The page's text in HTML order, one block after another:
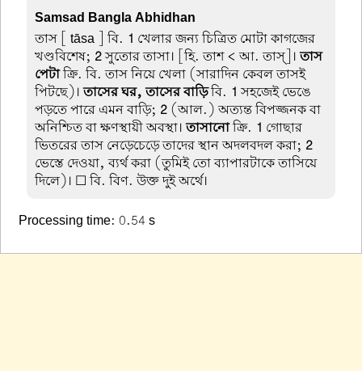
Samsad Bangla Abhidhan
তাস [ tāsa ] বি. 1 খেলার জন্য চিত্রিত মোটা কাগজের
খণ্ডবিশেষ; 2সুতোর তাসা। [হি. তাশ < আ. তাস্]।তাস
পেটাক্রি. বি. তাস নিয়ে খেলা (সারাদিন কেবল তাসই
পিটছে)।তাসের ঘর, তাসের বাড়িবি. 1 সহজেই ভেঙে
পড়তে পারে এমন বাড়ি; 2 (আল.) অত্যন্ত বিপজ্জনক বা
অনিশ্চিত বা ক্ষণস্থায়ী অবস্থা।তাসানোক্রি. 1 গোছার
ভিতরের তাস নেড়েচেড়ে তাদের স্থান অদলবদল করা; 2
ভেস্তে দেওয়া, ব্যর্থ করা (তুমিই তো ব্যাপারটাকে তাসিয়ে
দিলে)। ☐ বি. বিণ. উক্ত দুই অর্থে।
Processing time: 0.54 s